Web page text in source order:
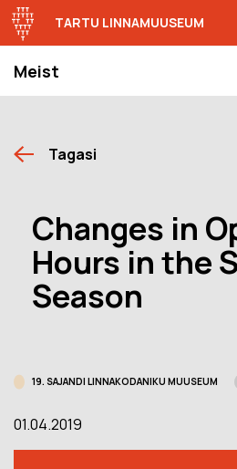
Meist
TARTU LINNAMUUSEUM
Tagasi
Changes in
Hours in the
Season
19. SAJANDI LINNAKODANIKU MUUSEUM
01.04.2019